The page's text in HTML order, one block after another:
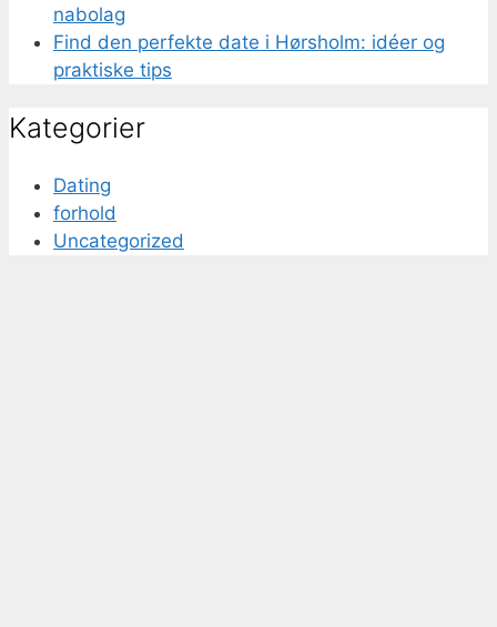
nabolag
Find den perfekte date i Hørsholm: idéer og
praktiske tips
Kategorier
Dating
forhold
Uncategorized